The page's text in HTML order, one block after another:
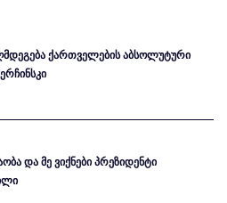
ქართველების აბსოლუტური
და მე ვიქნები პრეზიდენტი